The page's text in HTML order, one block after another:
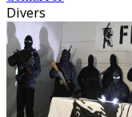
Divers